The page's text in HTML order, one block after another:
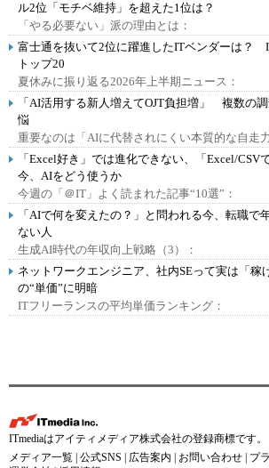
ル2位「モチベ維持」を超えた1位は？
「やる必要ない」派の理由とは：
富士通を抜いて2位に躍進したITベンダーは？
トップ20
夏休みに振り返る2026年上半期ニュース：
「AI活用する新人増えてOJT負担増」 複数の
悩
重要なのは「AIに代替されにくい本質的な自走
「Excel好き」では進化できない、「Excel/CSV
今、AIをどう使うか
今週の「＠IT」よく読まれた記事“10選”：
「AIで何を変えたの？」と問われる今、転職で
ない人
生成AI時代の年収向上戦略（3）：
ネットワークエンジニア、社内SEって実は「
の“単価”に明暗
ITフリーランスの平均単価ランキング：
ITmediaはアイティメディア株式会社の登録商標です。
メディア一覧 公式SNS 広告案内 お問い合わせ プ